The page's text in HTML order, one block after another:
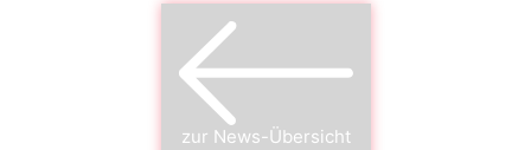
zur News-Übersicht